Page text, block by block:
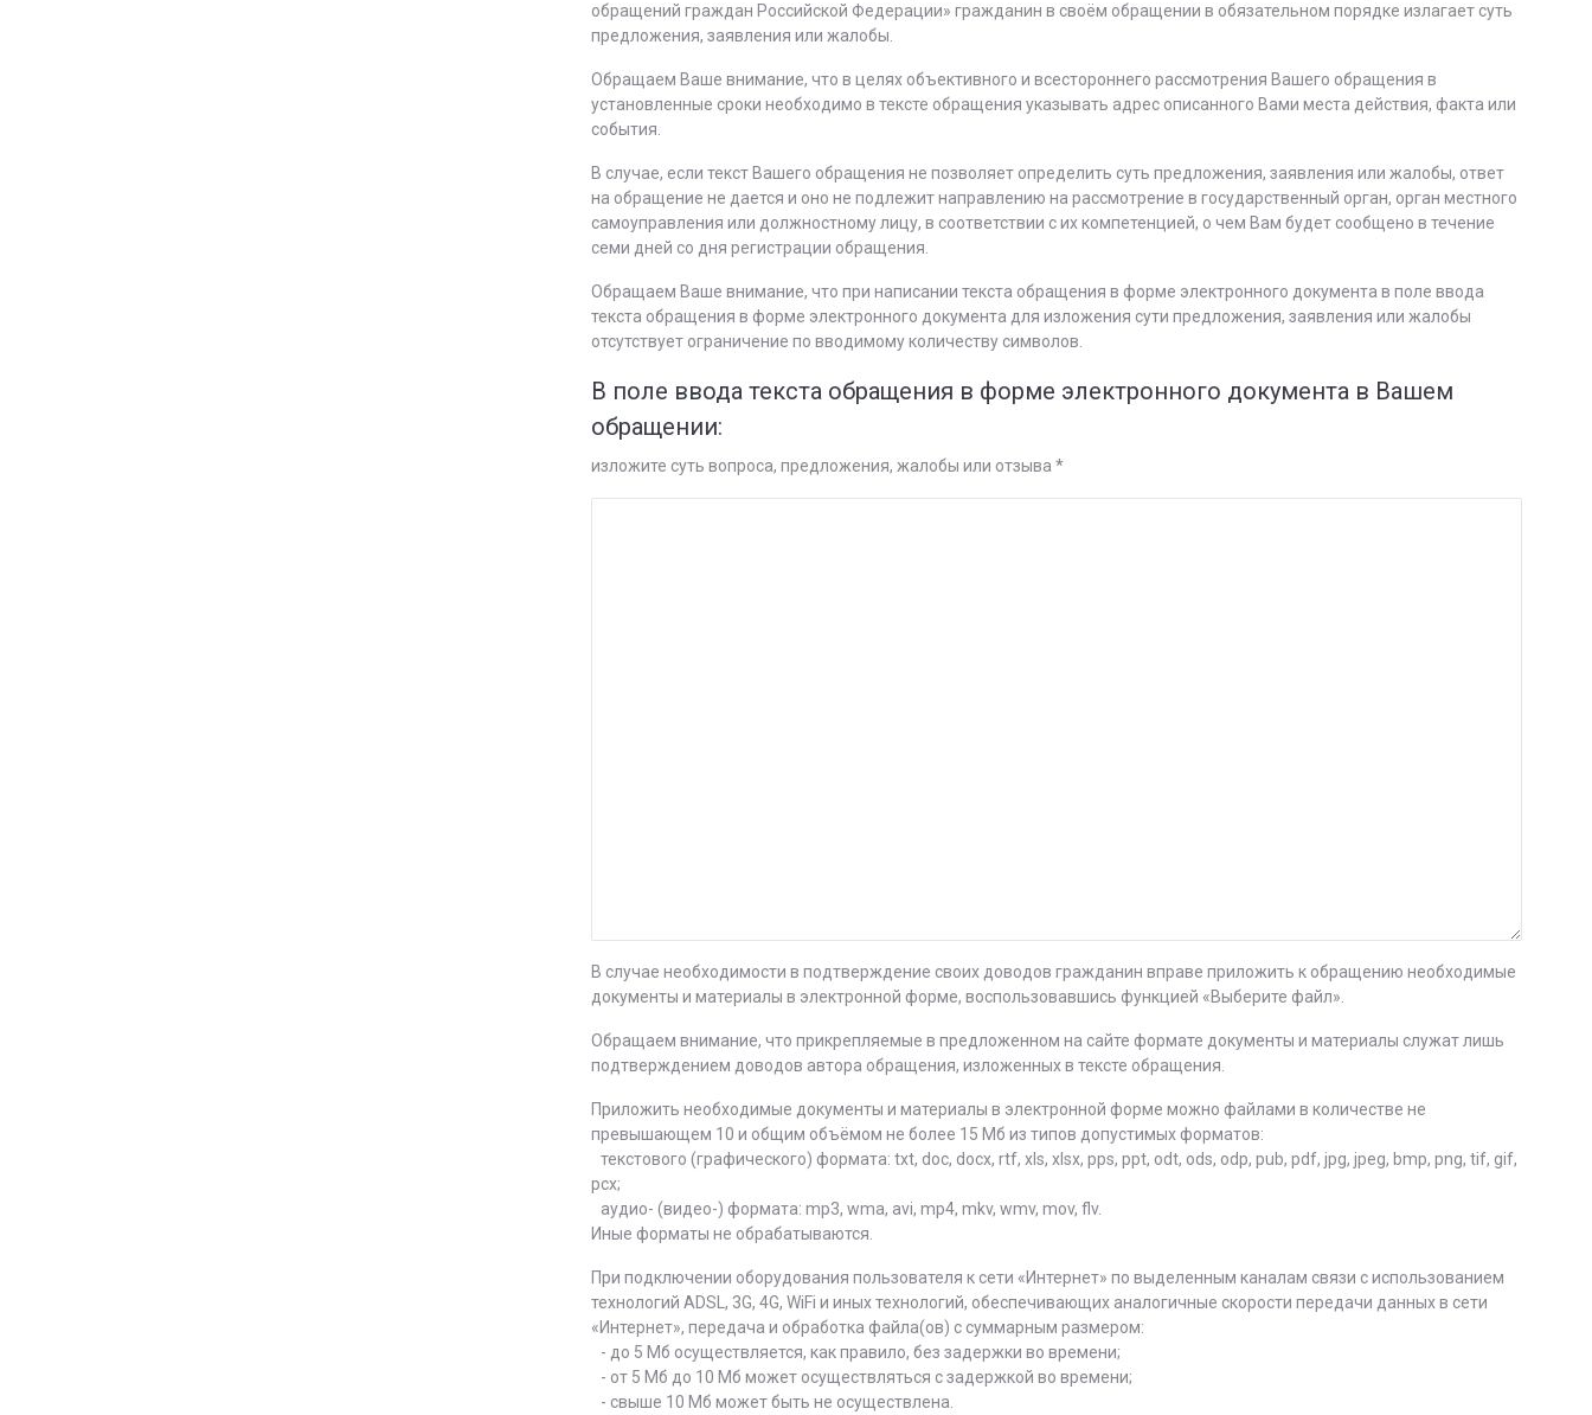
обращений граждан Российской Федерации» гражданин в своём обращении в обязательном порядке излагает суть
предложения, заявления или жалобы.
Обращаем Ваше внимание, что в целях объективного и всестороннего рассмотрения Вашего обращения в
установленные сроки необходимо в тексте обращения указывать адрес описанного Вами места действия, факта или
события.
В случае, если текст Вашего обращения не позволяет определить суть предложения, заявления или жалобы, ответ
на обращение не дается и оно не подлежит направлению на рассмотрение в государственный орган, орган местного
самоуправления или должностному лицу, в соответствии с их компетенцией, о чем Вам будет сообщено в течение
семи дней со дня регистрации обращения.
Обращаем Ваше внимание, что при написании текста обращения в форме электронного документа в поле ввода
текста обращения в форме электронного документа для изложения сути предложения, заявления или жалобы
отсутствует ограничение по вводимому количеству символов.
В поле ввода текста обращения в форме электронного документа в Вашем
обращении:
изложите суть вопроса, предложения, жалобы или отзыва *
В случае необходимости в подтверждение своих доводов гражданин вправе приложить к обращению необходимые
документы и материалы в электронной форме, воспользовавшись функцией «Выберите файл».
Обращаем внимание, что прикрепляемые в предложенном на сайте формате документы и материалы служат лишь
подтверждением доводов автора обращения, изложенных в тексте обращения.
Приложить необходимые документы и материалы в электронной форме можно файлами в количестве не
превышающем 10 и общим объёмом не более 15 Мб из типов допустимых форматов:
текстового (графического) формата: txt, doc, docx, rtf, xls, xlsx, pps, ppt, odt, ods, odp, pub, pdf, jpg, jpeg, bmp, png, tif, gif,
pcx;
аудио- (видео-) формата: mp3, wma, avi, mp4, mkv, wmv, mov, flv.
Иные форматы не обрабатываются.
При подключении оборудования пользователя к сети «Интернет» по выделенным каналам связи с использованием
технологий ADSL, 3G, 4G, WiFi и иных технологий, обеспечивающих аналогичные скорости передачи данных в сети
«Интернет», передача и обработка файла(ов) с суммарным размером:
- до 5 Мб осуществляется, как правило, без задержки во времени;
- от 5 Мб до 10 Мб может осуществляться с задержкой во времени;
- свыше 10 Мб может быть не осуществлена.